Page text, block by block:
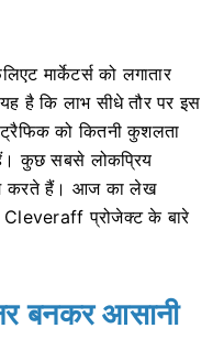
मार्केटर्स को लगातार
है कि लाभ सीधे तौर पर इस
ट्रैफिक को कितनी कुशलता
कुछ सबसे लोकप्रिय
करते हैं। आज का लेख
Cleveraff प्रोजेक्ट के बारे
बनकर आसानी